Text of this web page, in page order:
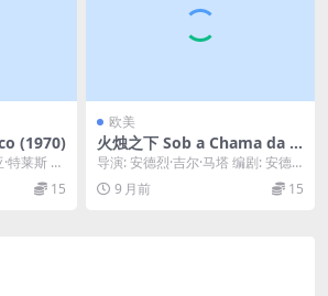
(1970)
特莱斯 编
15
欧美
火烛之下 Sob a Chama da C
andeia (2024)
导演: 安德烈·吉尔·马塔 编剧: 安德
烈·吉尔·马塔 主演: 伊娃·拉斯 / ...
9 月前 15